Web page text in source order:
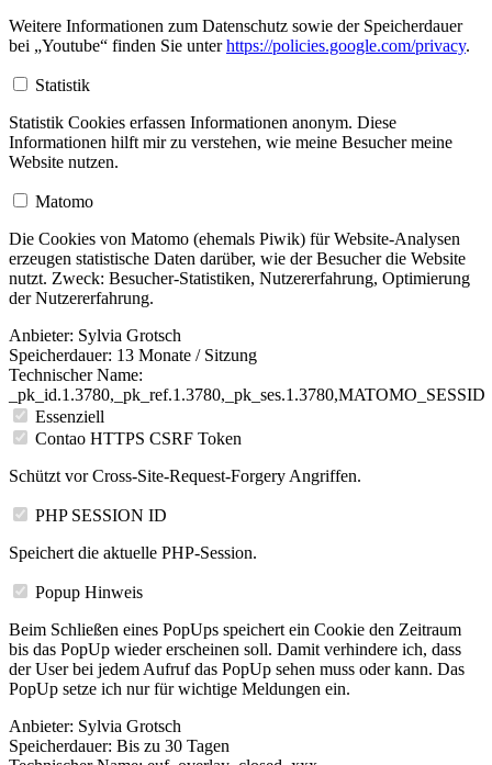
Weitere Informationen zum Datenschutz sowie der Speicherdauer
bei „Youtube“ finden Sie unterhttps://policies.google.com/privacy.
Statistik
Statistik Cookies erfassen Informationen anonym. Diese
Informationen hilft mir zu verstehen, wie meine Besucher meine
Website nutzen.
Matomo
Die Cookies von Matomo (ehemals Piwik) für Website-Analysen
erzeugen statistische Daten darüber, wie der Besucher die Website
nutzt. Zweck: Besucher-Statistiken, Nutzererfahrung, Optimierung
der Nutzererfahrung.
Anbieter: Sylvia Grotsch
Speicherdauer: 13 Monate / Sitzung
Technischer Name:
_pk_id.1.3780,_pk_ref.1.3780,_pk_ses.1.3780,MATOMO_SESSID
Essenziell
Contao HTTPS CSRF Token
Schützt vor Cross-Site-Request-Forgery Angriffen.
PHP SESSION ID
Speichert die aktuelle PHP-Session.
Popup Hinweis
Beim Schließen eines PopUps speichert ein Cookie den Zeitraum
bis das PopUp wieder erscheinen soll. Damit verhindere ich, dass
der User bei jedem Aufruf das PopUp sehen muss oder kann. Das
PopUp setze ich nur für wichtige Meldungen ein.
Anbieter: Sylvia Grotsch
Speicherdauer: Bis zu 30 Tagen